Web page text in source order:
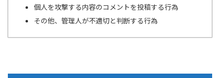
個人を攻撃する内容のコメントを投稿する行為
その他、管理人が不適切と判断する行為